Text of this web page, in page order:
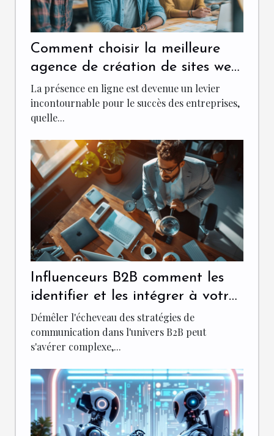
Comment choisir la meilleure
agence de création de sites web
pour votre entreprise
La présence en ligne est devenue un levier
incontournable pour le succès des entreprises,
quelle...
Influenceurs B2B comment les
identifier et les intégrer à votre
stratégie de communication
Démêler l'écheveau des stratégies de
communication dans l'univers B2B peut
s'avérer complexe,...